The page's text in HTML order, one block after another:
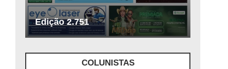
Edição 2.751
COLUNISTAS